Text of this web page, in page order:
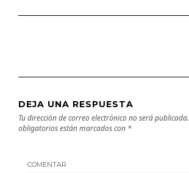
DEJA UNA RESPUESTA
Tu dirección de correo electrónico no será publicada.
obligatorios están marcados con *
COMENTAR